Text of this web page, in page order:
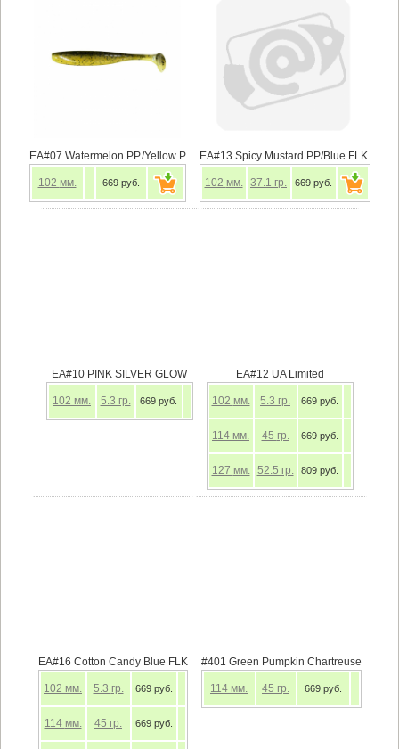
EA#07 Watermelon PP./Yellow P
102 мм. - 669 руб.
EA#13 Spicy Mustard PP/Blue FLK.
102 мм. 37.1 гр. 669 руб.
EA#10 PINK SILVER GLOW
102 мм. 5.3 гр. 669 руб.
EA#12 UA Limited
102 мм. 5.3 гр. 669 руб.
114 мм. 45 гр. 669 руб.
127 мм. 52.5 гр. 809 руб.
EA#16 Cotton Candy Blue FLK
102 мм. 5.3 гр. 669 руб.
114 мм. 45 гр. 669 руб.
#401 Green Pumpkin Chartreuse
114 мм. 45 гр. 669 руб.